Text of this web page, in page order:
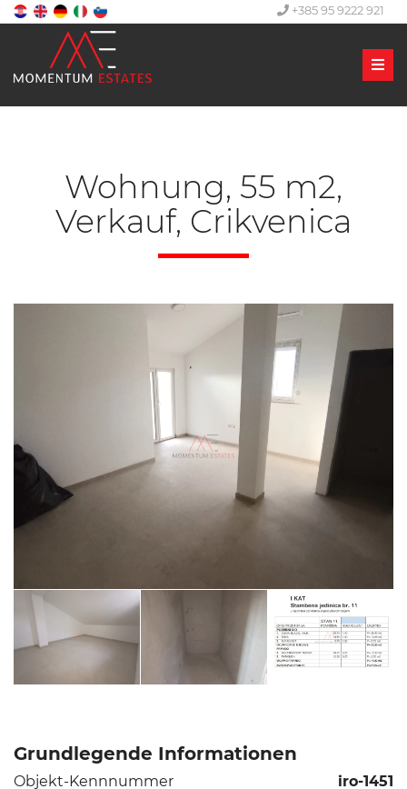
+385 95 9222 921
Wohnung, 55 m2,
Verkauf, Crikvenica
Grundlegende Informationen
Objekt-Kennnummer
iro-1451